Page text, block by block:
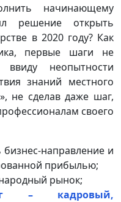
начинающему
решение открыть
в 2020 году? Как
первые шаги не
неопытности
знаний местного
не сделав даже шаг,
своего
направление и
прибылью;
рынок;
– кадровый,